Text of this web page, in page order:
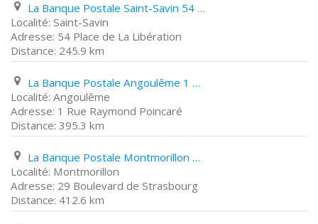
La Banque Postale Saint-Savin 54 Place de La Libération
Saint-Savin
54 Place de La Libération
245.9 km
La Banque Postale Angoulême 1 Rue Raymond Poincaré
Angoulême
1 Rue Raymond Poincaré
395.3 km
La Banque Postale Montmorillon 29 Boulevard de Strasbourg
Montmorillon
29 Boulevard de Strasbourg
412.6 km